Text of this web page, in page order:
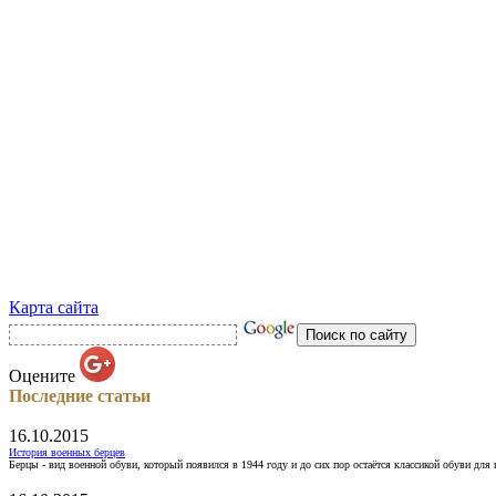
Карта сайта
Оцените
Последние статьи
16.10.2015
История военных берцев
Берцы - вид военной обуви, который появился в 1944 году и до сих пор остаётся классикой обуви